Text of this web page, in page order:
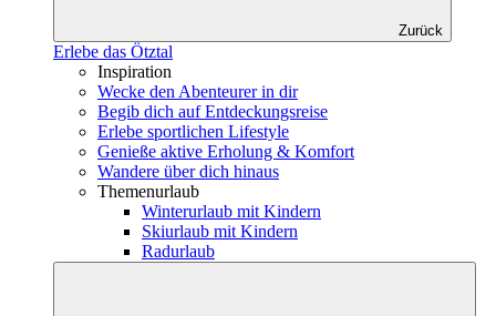
Zurück
Erlebe das Ötztal
Inspiration
Wecke den Abenteurer in dir
Begib dich auf Entdeckungsreise
Erlebe sportlichen Lifestyle
Genieße aktive Erholung & Komfort
Wandere über dich hinaus
Themenurlaub
Winterurlaub mit Kindern
Skiurlaub mit Kindern
Radurlaub